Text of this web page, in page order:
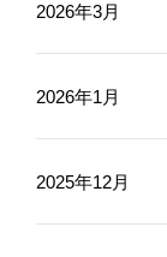
2026年3月
2026年1月
2025年12月